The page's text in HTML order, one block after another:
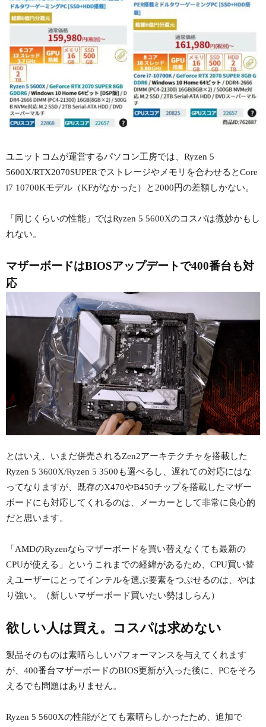
ユニットコムが運営するパソコン工房では、Ryzen 5
5600X/RTX2070SUPERでストレージやメモリを合わせるとCore
i7 10700Kモデル（KFがなかった）と2000円の差額しかない。
「同じくらいの性能」ではRyzen 5 5600Xのコスパは微妙かもし
れない。
マザーボードはBIOSアップデートで400番台も対
応
とはいえ、いまだ併売されるZen2アーキテクチャを搭載した
Ryzen 5 3600X/Ryzen 5 3500も選べるし、遅れての対応にはな
ってなりますが、既存のX470やB450チップを搭載したマザー
ボードにも対応してくれるのは、メーカーとして非常に良心的
だと思います。
「AMDのRyzenならマザーボードを買い替えなくても最新の
CPUが使える」というこれまでの経緯があるため、CPU買い替
えユーザーにとってインテルを選ぶ要素をつぶせるのは、やは
り強い。（新しいマザーボード買いたい勢はしらん）
欲しい人は買え。コスパは求めない
製品そのものは素晴らしいパフォーマンスを与えてくれます
が、400番台マザーボードのBIOS更新が入った後に、PCをそろ
えるでも問題はありません。
Ryzen 5 5600Xの性能がとても素晴らしかったため、追加で